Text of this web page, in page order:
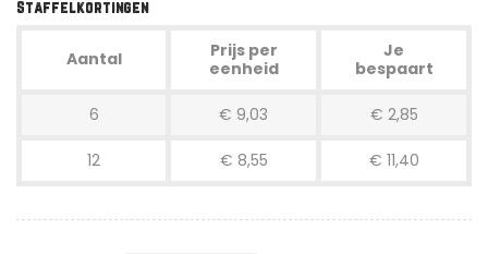
Staffelkortingen
Aantal
Prijs per
eenheid
Je
bespaart
6 € 9,03 € 2,85
12 € 8,55 € 11,40